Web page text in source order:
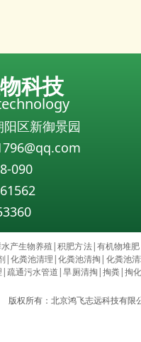
科技
区新御景园
090
产生物养殖 |积肥方法|有机物堆肥
|化粪池清理 |化粪池清掏 | 化粪池
|疏通污水管道 |旱厕清掏 |掏粪|掏
版权所有：北京鸿飞志远科技有